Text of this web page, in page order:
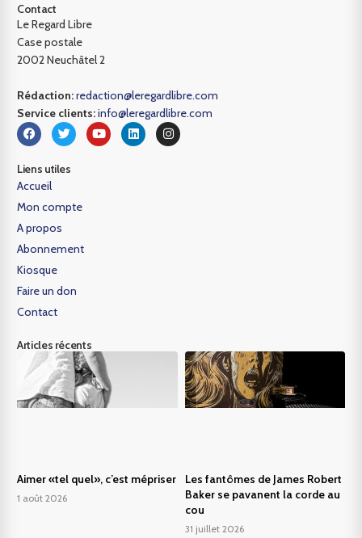
Contact
Le Regard Libre
Case postale
2002 Neuchâtel 2
Rédaction:redaction@leregardlibre.com
Service clients:info@leregardlibre.com
Liens utiles
Accueil
Mon compte
A propos
Abonnement
Kiosque
Faire un don
Contact
Articles récents
Aimer «tel quel», c’est mépriser
1 août 2026
Les fantômes de James Robert
Baker se pavanent la corde au
cou
31 juillet 2026